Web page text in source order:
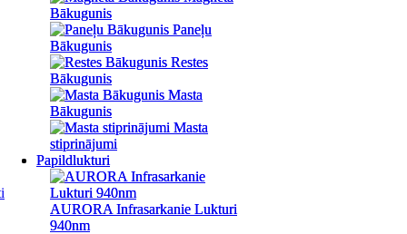
Bākugunis
Paneļu
Bākugunis
Restes
Bākugunis
Masta
Bākugunis
Masta
stiprinājumi
Papildlukturi
AURORA Infrasarkanie Lukturi
940nm
Bākugunis
Paneļu
Bākugunis
Restes
Bākugunis
Masta
Bākugunis
Masta
stiprinājumi
Papildlukturi
AURORA Infrasarkanie Lukturi
940nm